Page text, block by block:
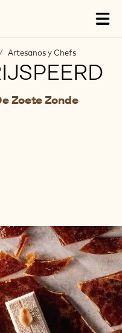
/ Artesanos y Chefs
Zoete Zonde